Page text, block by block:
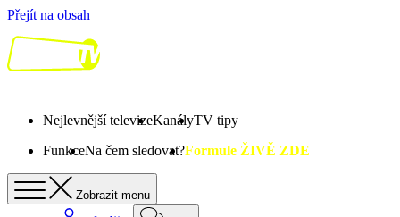
Přejít na obsah
Nejlevnější televizeKanályTV tipy
FunkceNa čem sledovat?Formule ŽIVĚ ZDE
Zobrazit menu